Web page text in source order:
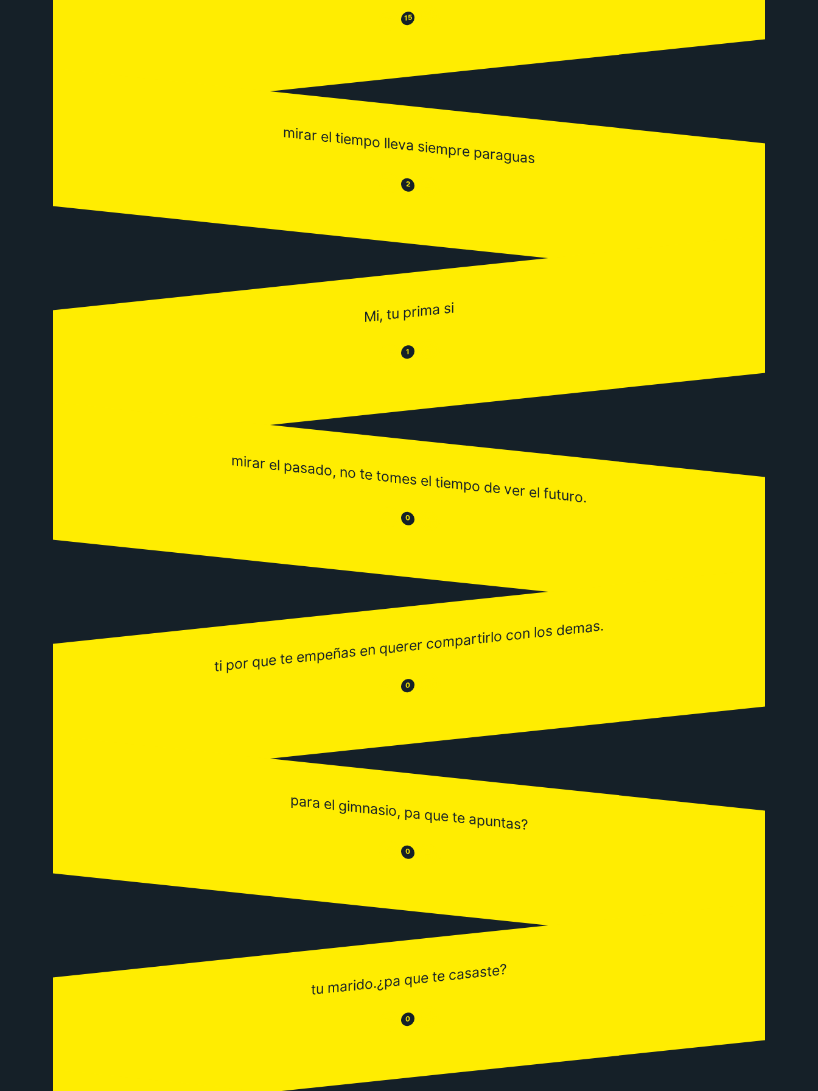
😒 15 😂
mirar el tiempo lleva siempre paraguas
😒 2 😂
Mi, tu prima si
😒 1 😂
mirar el pasado, no te tomes el tiempo de ver el futuro.
😒 0 😂
ti por que te empeñas en querer compartirlo con los demas.
😒 0 😂
para el gimnasio, pa que te apuntas?
😒 0 😂
tu marido.¿pa que te casaste?
😒 0 😂